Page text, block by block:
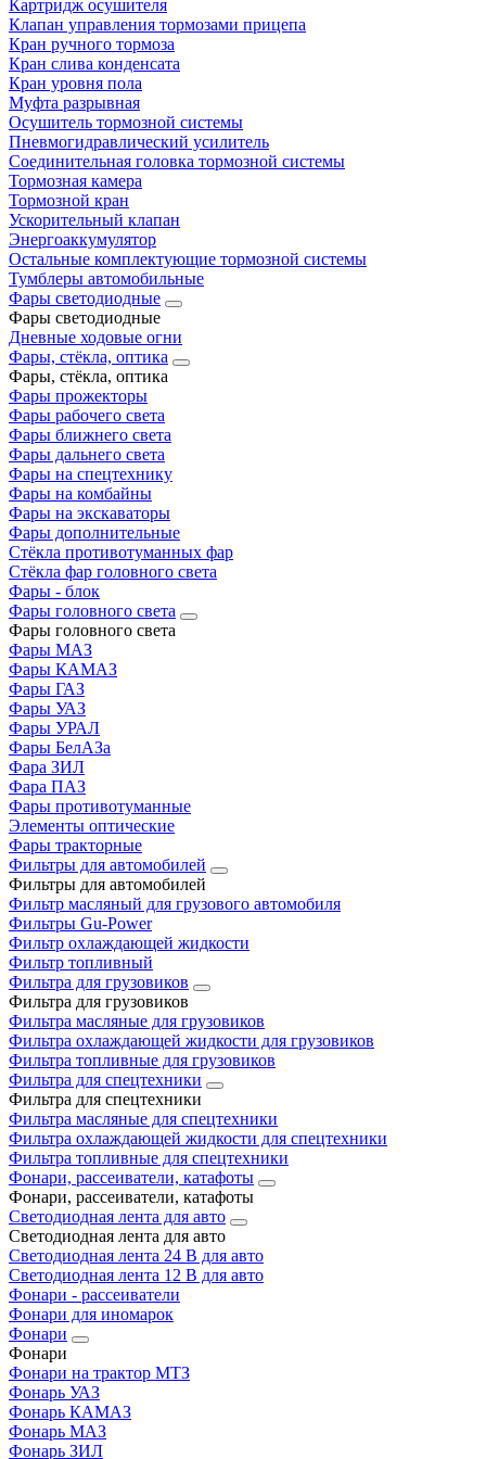
Картридж осушителя
Клапан управления тормозами прицепа
Кран ручного тормоза
Кран слива конденсата
Кран уровня пола
Муфта разрывная
Осушитель тормозной системы
Пневмогидравлический усилитель
Соединительная головка тормозной системы
Тормозная камера
Тормозной кран
Ускорительный клапан
Энергоаккумулятор
Остальные комплектующие тормозной системы
Тумблеры автомобильные
Фары светодиодные
Фары светодиодные
Дневные ходовые огни
Фары, стёкла, оптика
Фары, стёкла, оптика
Фары прожекторы
Фары рабочего света
Фары ближнего света
Фары дальнего света
Фары на спецтехнику
Фары на комбайны
Фары на экскаваторы
Фары дополнительные
Стёкла противотуманных фар
Стёкла фар головного света
Фары - блок
Фары головного света
Фары головного света
Фары МАЗ
Фары КАМАЗ
Фары ГАЗ
Фары УАЗ
Фары УРАЛ
Фары БелАЗа
Фара ЗИЛ
Фара ПАЗ
Фары противотуманные
Элементы оптические
Фары тракторные
Фильтры для автомобилей
Фильтры для автомобилей
Фильтр масляный для грузового автомобиля
Фильтры Gu-Power
Фильтр охлаждающей жидкости
Фильтр топливный
Фильтра для грузовиков
Фильтра для грузовиков
Фильтра масляные для грузовиков
Фильтра охлаждающей жидкости для грузовиков
Фильтра топливные для грузовиков
Фильтра для спецтехники
Фильтра для спецтехники
Фильтра масляные для спецтехники
Фильтра охлаждающей жидкости для спецтехники
Фильтра топливные для спецтехники
Фонари, рассеиватели, катафоты
Фонари, рассеиватели, катафоты
Светодиодная лента для авто
Светодиодная лента для авто
Светодиодная лента 24 В для авто
Светодиодная лента 12 В для авто
Фонари - рассеиватели
Фонари для иномарок
Фонари
Фонари
Фонари на трактор МТЗ
Фонарь УАЗ
Фонарь КАМАЗ
Фонарь МАЗ
Фонарь ЗИЛ